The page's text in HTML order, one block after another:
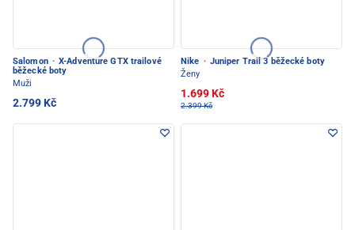
Salomon · X-Adventure GTX trailové
běžecké boty
Muži
2.799 Kč
Nike · Juniper Trail 3 běžecké boty
Ženy
1.699 Kč
2.399 Kč